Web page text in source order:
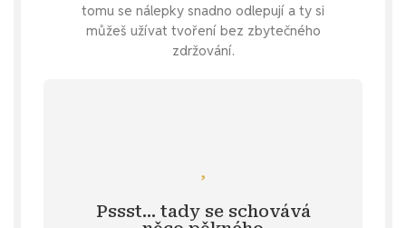
tomu se nálepky snadno odlepují a ty si
můžeš užívat tvoření bez zbytečného
zdržování.
Pssst… tady se schovává
inspiraci na další samolepky v jemné
růžové barvě?